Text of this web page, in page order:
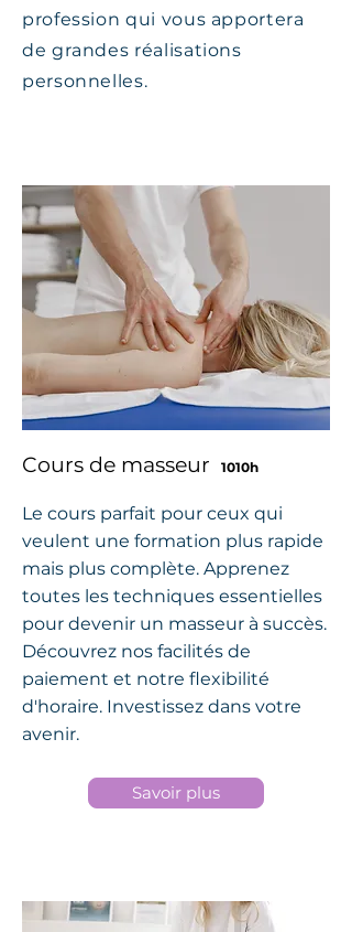
profession qui vous apportera
de grandes réalisations
personnelles.
Cours de masseur 1010h
Le cours parfait pour ceux qui
veulent une formation plus rapide
mais plus complète. Apprenez
toutes les techniques essentielles
pour devenir un masseur à succès.
Découvrez nos facilités de
paiement et notre flexibilité
d'horaire. Investissez dans votre
avenir.
Savoir plus